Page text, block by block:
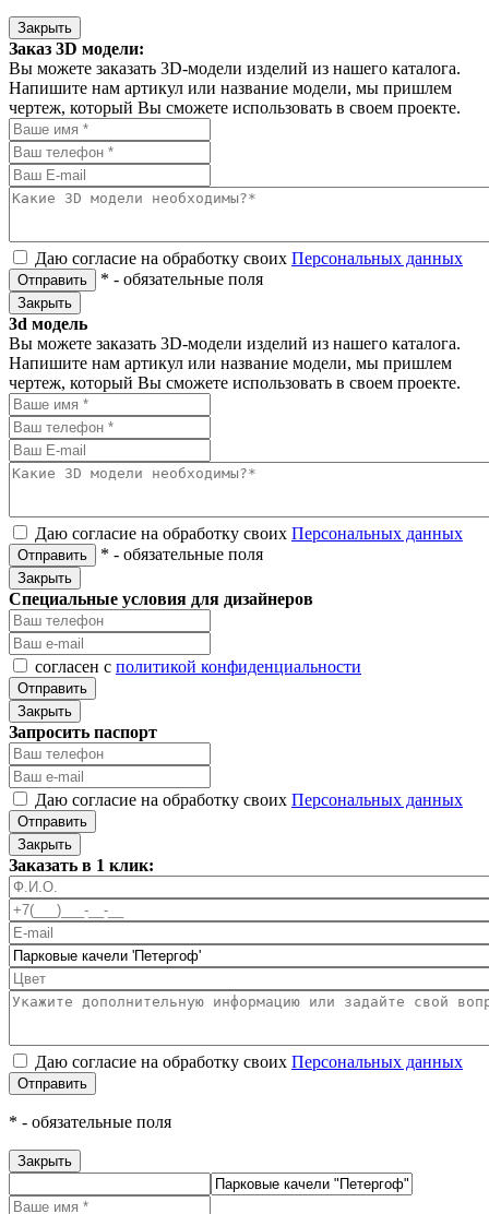
Закрыть
Заказ 3D модели:
Вы можете заказать 3D-модели изделий из нашего каталога.
Напишите нам артикул или название модели, мы пришлем
чертеж, который Вы сможете использовать в своем проекте.
Даю согласие на обработку своих Персональных данных
Отправить * - обязательные поля
Закрыть
3d модель
Вы можете заказать 3D-модели изделий из нашего каталога.
Напишите нам артикул или название модели, мы пришлем
чертеж, который Вы сможете использовать в своем проекте.
Даю согласие на обработку своих Персональных данных
Отправить * - обязательные поля
Закрыть
Специальные условия для дизайнеров
согласен с политикой конфиденциальности
Отправить
Закрыть
Запросить паспорт
Даю согласие на обработку своих Персональных данных
Отправить
Закрыть
Заказать в 1 клик:
Даю согласие на обработку своих Персональных данных
Отправить
* - обязательные поля
Закрыть